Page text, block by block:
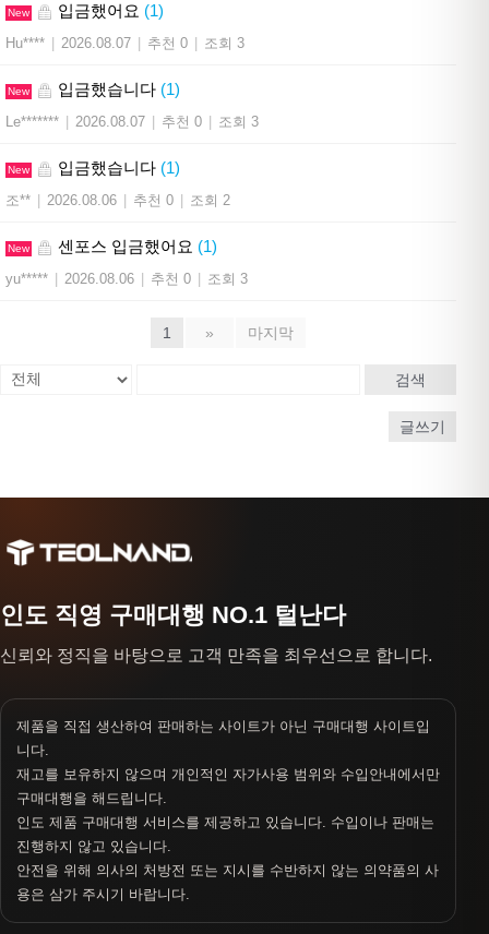
New 입금했어요 (1)
Hu**** 2026.08.07 추천 0 조회 3
New 입금했습니다 (1)
Le******* 2026.08.07 추천 0 조회 3
New 입금했습니다 (1)
조** 2026.08.06 추천 0 조회 2
New 센포스 입금했어요 (1)
yu***** 2026.08.06 추천 0 조회 3
1 » 마지막
검색
글쓰기
인도 직영 구매대행 NO.1 털난다
신뢰와 정직을 바탕으로 고객 만족을 최우선으로 합니다.
제품을 직접 생산하여 판매하는 사이트가 아닌 구매대행 사이트입
니다.
재고를 보유하지 않으며 개인적인 자가사용 범위와 수입안내에서만
구매대행을 해드립니다.
인도 제품 구매대행 서비스를 제공하고 있습니다. 수입이나 판매는
진행하지 않고 있습니다.
안전을 위해 의사의 처방전 또는 지시를 수반하지 않는 의약품의 사
용은 삼가 주시기 바랍니다.